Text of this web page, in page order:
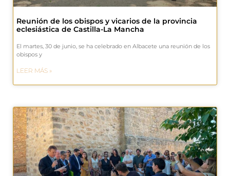
Reunión de los obispos y vicarios de la provincia
eclesiástica de Castilla-La Mancha
El martes, 30 de junio, se ha celebrado en Albacete una reunión de los
obispos y
LEER MÁS »